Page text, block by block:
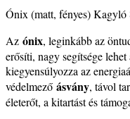
Ónix (matt, fényes) Kagyló
Az ónix, leginkább az
erősíti, nagy segítsége
kiegyensúlyozza az
védelmező ásvány, távol
életerőt, a kitartást és